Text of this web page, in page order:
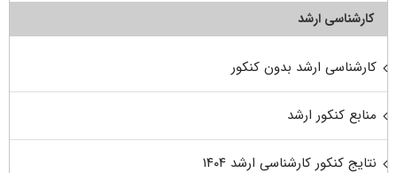
کارشناسی ارشد
کارشناسی ارشد بدون کنکور
منابع کنکور ارشد
نتایج کنکور کارشناسی ارشد ۱۴۰۴